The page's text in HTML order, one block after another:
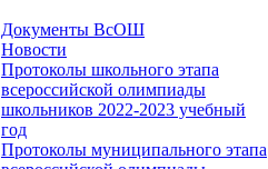
Документы ВсОШ
Новости
Протоколы школьного этапа
всероссийской олимпиады
школьников 2022-2023 учебный
год
Протоколы муниципального этапа